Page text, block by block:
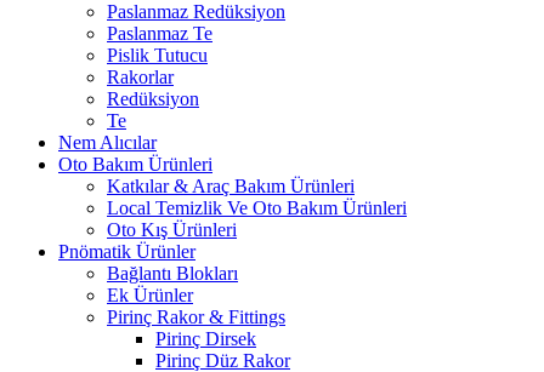
Paslanmaz Redüksiyon
Paslanmaz Te
Pislik Tutucu
Rakorlar
Redüksiyon
Te
Nem Alıcılar
Oto Bakım Ürünleri
Katkılar & Araç Bakım Ürünleri
Local Temizlik Ve Oto Bakım Ürünleri
Oto Kış Ürünleri
Pnömatik Ürünler
Bağlantı Blokları
Ek Ürünler
Pirinç Rakor & Fittings
Pirinç Dirsek
Pirinç Düz Rakor